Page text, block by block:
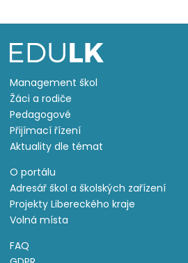
Management škol
Žáci a rodiče
Pedagogové
Přijímací řízení
Aktuality dle témat
O portálu
Adresář škol a školských zařízení
Projekty Libereckého kraje
Volná místa
FAQ